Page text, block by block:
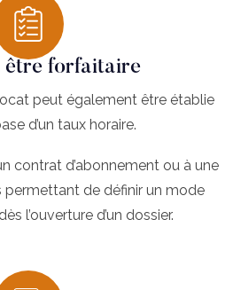
être forfaitaire
peut également être établie
d’un taux horaire.
contrat d’abonnement ou à une
permettant de définir un mode
l’ouverture d’un dossier.